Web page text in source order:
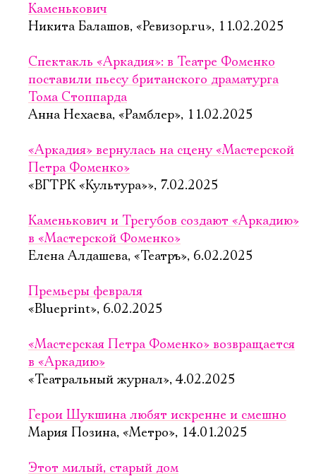
Каменькович
Никита Балашов, «Ревизор.ru», 11.02.2025
Спектакль «Аркадия»: в Театре Фоменко
поставили пьесу британского драматурга
Тома Стоппарда
Анна Нехаева, «Рамблер», 11.02.2025
«Аркадия» вернулась на сцену «Мастерской
Петра Фоменко»
«ВГТРК «Культура»», 7.02.2025
Каменькович и Трегубов создают «Аркадию»
в «Мастерской Фоменко»
Елена Алдашева, «Театръ», 6.02.2025
Премьеры февраля
«Blueprint», 6.02.2025
«Мастерская Петра Фоменко» возвращается
в «Аркадию»
«Театральный журнал», 4.02.2025
Герои Шукшина любят искренне и смешно
Мария Позина, «Метро», 14.01.2025
Этот милый, старый дом